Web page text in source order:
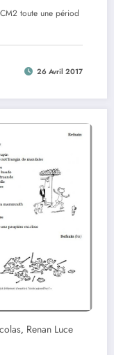
toute une périod
26 Avril 2017
, Renan Luce